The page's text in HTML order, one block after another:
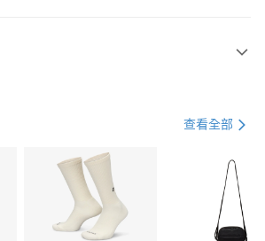
21家銀行
第一商業銀行
彰化商業銀行
查看全部